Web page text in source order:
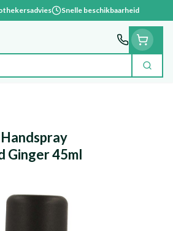
Snelle beschikbaarheid
Zoek
Ginger 45ml